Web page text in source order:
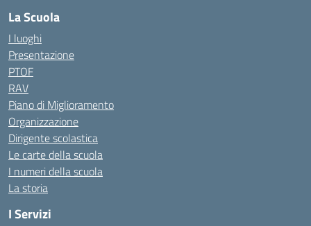
La Scuola
I luoghi
Presentazione
PTOF
RAV
Piano di Miglioramento
Organizzazione
Dirigente scolastica
Le carte della scuola
I numeri della scuola
La storia
I Servizi